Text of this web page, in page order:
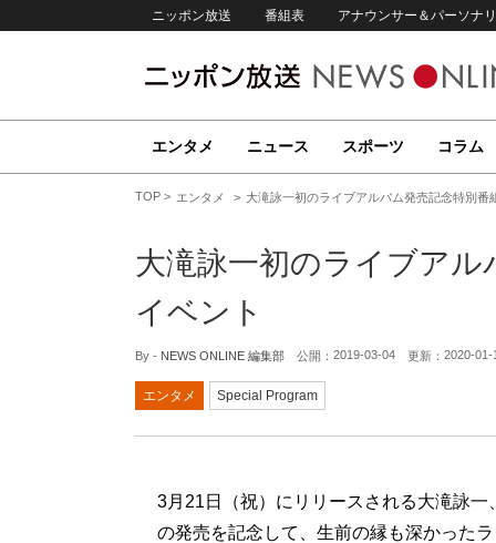
ニッポン放送 番組表 アナウンサー＆パーソナ
エンタメ ニュース スポーツ コラム
TOP エンタメ 大滝詠一初のライブアルバム発売記念特別番
大滝詠一初のライブアル
イベント
By - NEWS ONLINE 編集部 公開： 2019-03-04 更新： 2020-01-
エンタメ Special Program
3月21日（祝）にリリースされる大滝詠
の発売を記念して、生前の縁も深かった